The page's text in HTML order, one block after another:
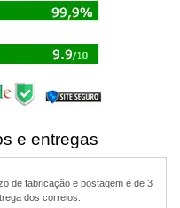
e entregas
de fabricação e postagem é de 3
dos correios.